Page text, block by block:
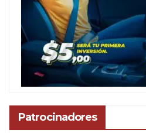
Patrocinadores